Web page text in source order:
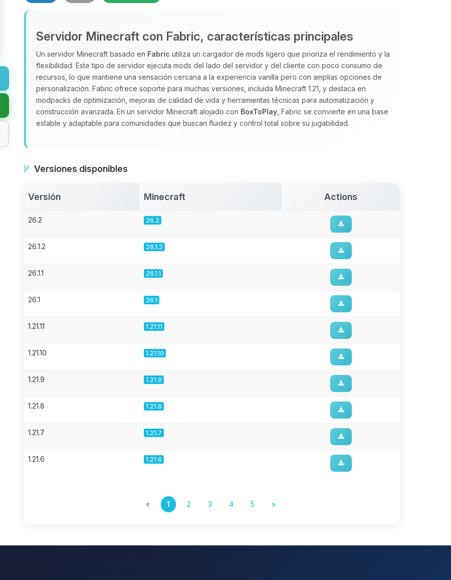
Servidor Minecraft con Fabric, características principales
Un servidor Minecraft basado en Fabric utiliza un cargador de mods ligero que prioriza el rendimiento y la
flexibilidad. Este tipo de servidor ejecuta mods del lado del servidor y del cliente con poco consumo de
recursos, lo que mantiene una sensación cercana a la experiencia vanilla pero con amplias opciones de
personalización. Fabric ofrece soporte para muchas versiones, incluida Minecraft 1.21, y destaca en
modpacks de optimización, mejoras de calidad de vida y herramientas técnicas para automatización y
construcción avanzada. En un servidor Minecraft alojado con BoxToPlay , Fabric se convierte en una base
estable y adaptable para comunidades que buscan fluidez y control total sobre su jugabilidad.
Versiones disponibles
Versión Minecraft Actions
26.2 26.2
26.1.2 26.1.2
26.1.1 26.1.1
26.1 26.1
1.21.11 1.21.11
1.21.10 1.21.10
1.21.9 1.21.9
1.21.8 1.21.8
1.21.7 1.21.7
1.21.6 1.21.6
« 1 2 3 4 5 »